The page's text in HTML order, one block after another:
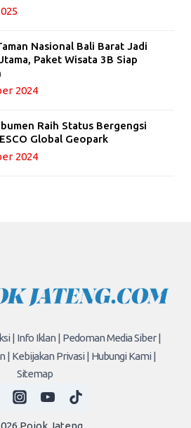
Nasional Bali Barat Jadi
Paket Wisata 3B Siap
2024
Raih Status Bergengsi
Global Geopark
2024
| Info Iklan | Pedoman Media Siber |
| Kebijakan Privasi | Hubungi Kami |
Sitemap
Pojok Jateng